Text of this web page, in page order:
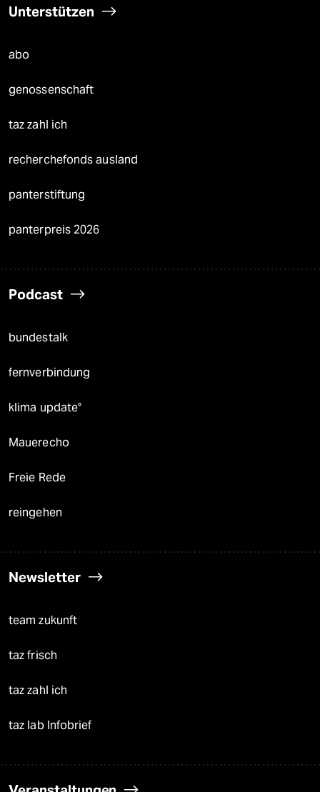
Unterstützen
abo
genossenschaft
taz zahl ich
recherchefonds ausland
panterstiftung
panterpreis 2026
Podcast
bundestalk
fernverbindung
klima update°
Mauerecho
Freie Rede
reingehen
Newsletter
team zukunft
taz frisch
taz zahl ich
taz lab Infobrief